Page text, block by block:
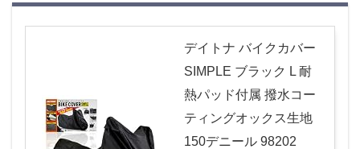
デイトナ バイクカバー
SIMPLE ブラック L 耐
熱パッド付属 撥水コー
ティングオックス生地
150デニール 98202